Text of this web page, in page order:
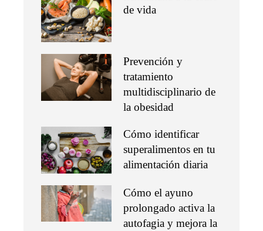
de vida
Prevención y
tratamiento
multidisciplinario de
la obesidad
Cómo identificar
superalimentos en tu
alimentación diaria
Cómo el ayuno
prolongado activa la
autofagia y mejora la